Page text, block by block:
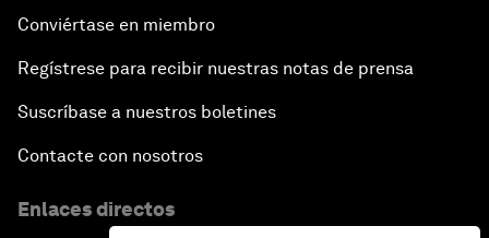
Conviértase en miembro
Regístrese para recibir nuestras notas de prensa
Suscríbase a nuestros boletines
Contacte con nosotros
Enlaces directos